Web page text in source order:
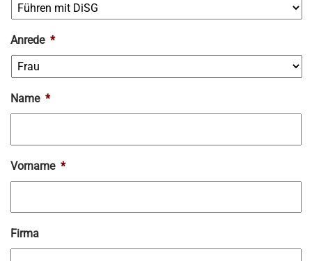
Anrede *
Name *
Vorname *
Firma